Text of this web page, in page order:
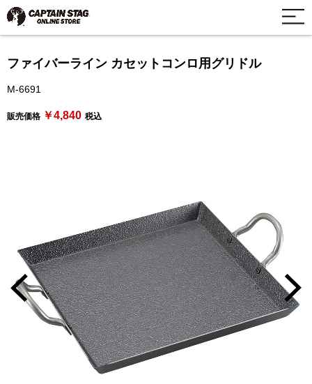
ファイバーライン カセットコンロ用グリドル
M-6691
販売価格 ￥4,840 税込